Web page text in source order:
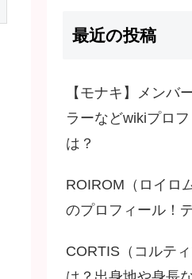
最近の投稿
【モナキ】メンバ
ラーなどwikiプロ
は？
ROIROM（ロイロ
のプロフィール！
CORTIS（コルテ